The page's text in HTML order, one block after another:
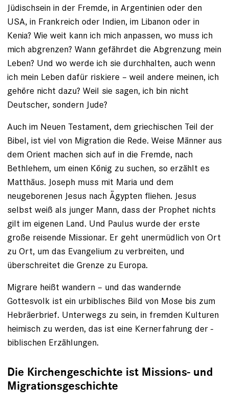
Jüdischsein in der Fremde, in Argentinien oder den
USA, in Frankreich oder Indien, im Libanon oder in
Kenia? Wie weit kann ich mich anpassen, wo muss ich
mich abgrenzen? Wann gefährdet die Abgrenzung mein
Leben? Und wo werde ich sie durchhalten, auch wenn
ich mein Leben dafür riskiere – weil andere meinen, ich
gehöre nicht dazu? Weil sie sagen, ich bin nicht
Deutscher, sondern Jude?
Auch im Neuen Testament, dem griechischen Teil der
Bibel, ist viel von Migration die Rede. Weise Männer aus
dem ­Orient machen sich auf in die Fremde, nach
Bethlehem, um einen König zu suchen, so erzählt es
Matthäus. Joseph muss mit Maria und dem
neugeborenen Jesus nach Ägypten fliehen. Jesus
selbst weiß als junger Mann, dass der Prophet nichts
gilt im eigenen Land. Und Paulus wurde der erste
große reisende Missionar. Er geht ­unermüdlich von Ort
zu Ort, um das Evangelium zu verbreiten, und
überschreitet die Grenze zu Europa.
Migrare heißt wandern – und das wandernde
Gottesvolk ist ein urbiblisches Bild von Mose bis zum
Hebräerbrief. Unterwegs zu sein, in fremden Kulturen
heimisch zu werden, das ist eine Kernerfahrung der ­
biblischen Erzählungen.
Die Kirchengeschichte ist Missions- und
Migrationsgeschichte